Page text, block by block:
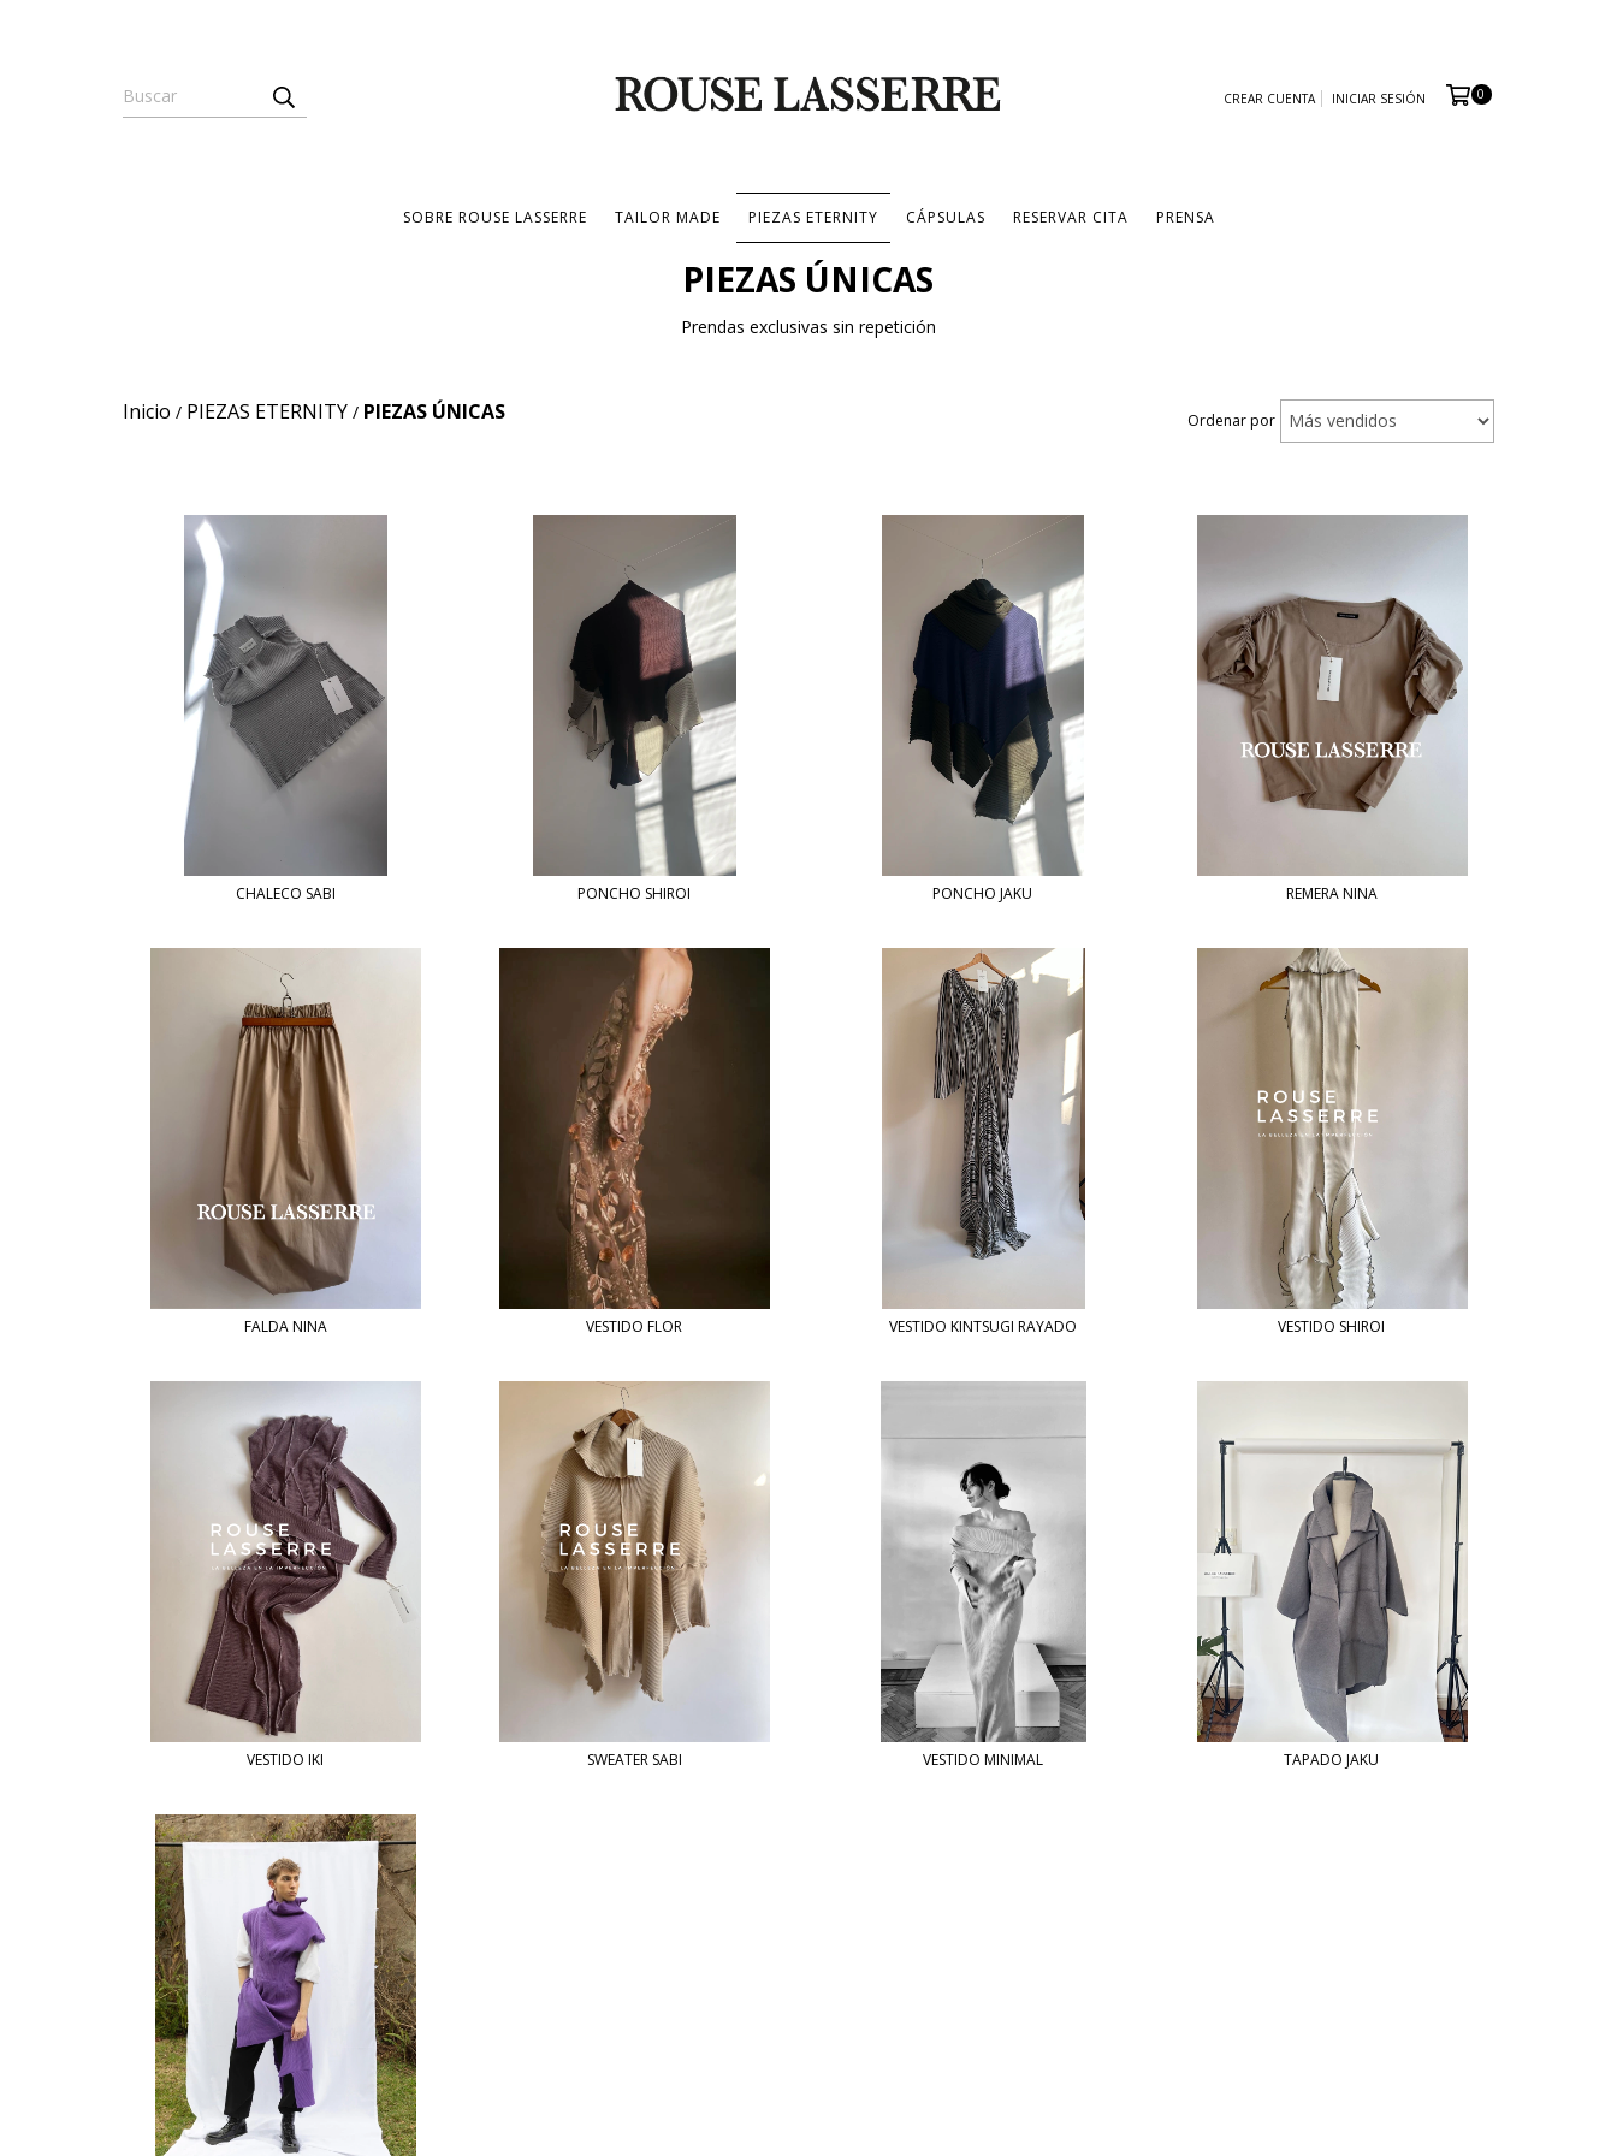
CREAR CUENTA INICIAR SESIÓN 0
SOBRE ROUSE LASSERRE TAILOR MADE PIEZAS ETERNITY CÁPSULAS RESERVAR CITA PRENSA
PIEZAS ÚNICAS
Prendas exclusivas sin repetición
Inicio / PIEZAS ETERNITY / PIEZAS ÚNICAS Ordenar por
CHALECO SABI PONCHO SHIROI PONCHO JAKU REMERA NINA
FALDA NINA VESTIDO FLOR VESTIDO KINTSUGI RAYADO VESTIDO SHIROI
VESTIDO IKI SWEATER SABI VESTIDO MINIMAL TAPADO JAKU